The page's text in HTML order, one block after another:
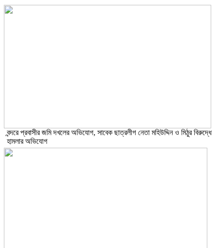
বন্দরে প্রবাসীর জমি দখলের অভিযোগ, সাবেক ছাত্রলীগ নেতা মহিউদ্দিন ও মিঠুর বিরুদ্ধে
হামলার অভিযোগ